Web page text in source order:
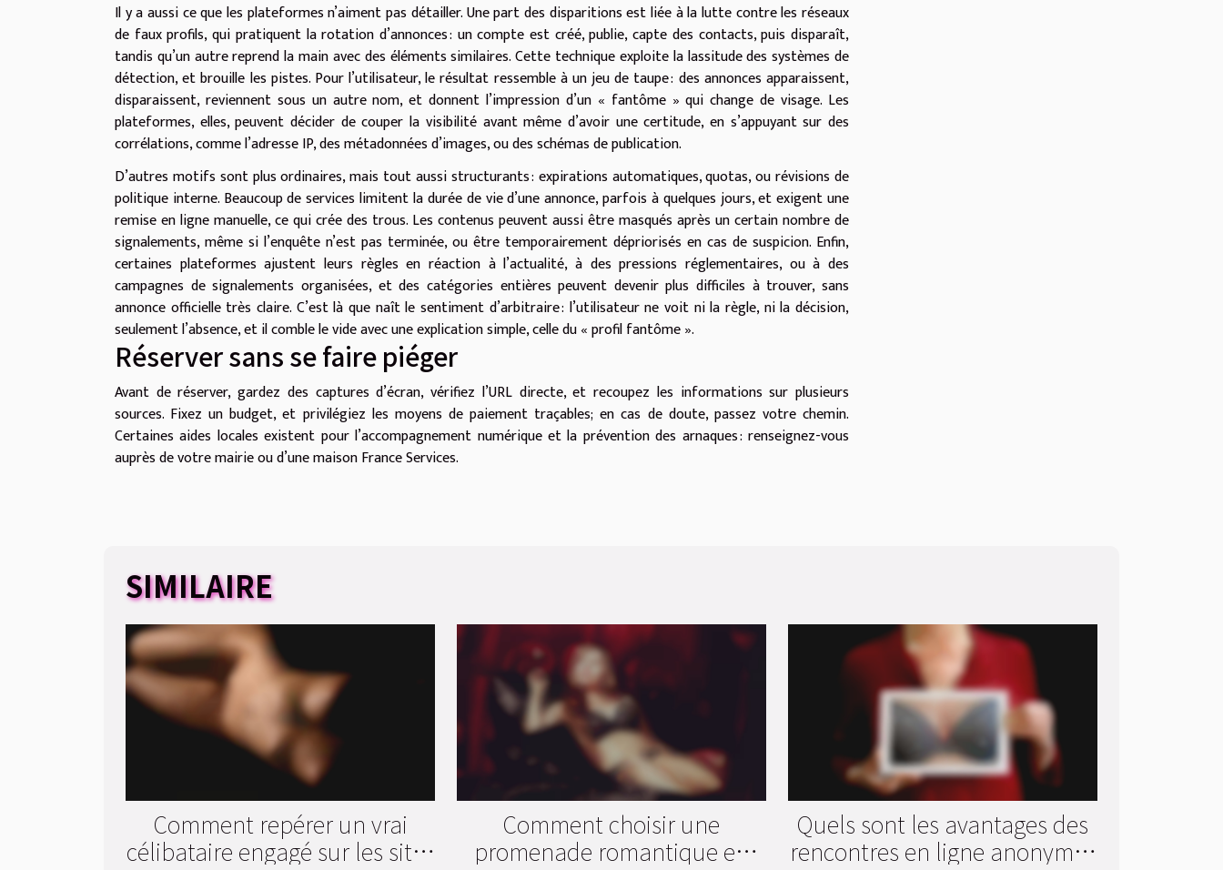
Il y a aussi ce que les plateformes n’aiment pas détailler. Une part des disparitions est liée à la lutte contre les réseaux
de faux profils, qui pratiquent la rotation d’annonces : un compte est créé, publie, capte des contacts, puis disparaît,
tandis qu’un autre reprend la main avec des éléments similaires. Cette technique exploite la lassitude des systèmes de
détection, et brouille les pistes. Pour l’utilisateur, le résultat ressemble à un jeu de taupe : des annonces apparaissent,
disparaissent, reviennent sous un autre nom, et donnent l’impression d’un « fantôme » qui change de visage. Les
plateformes, elles, peuvent décider de couper la visibilité avant même d’avoir une certitude, en s’appuyant sur des
corrélations, comme l’adresse IP, des métadonnées d’images, ou des schémas de publication.
D’autres motifs sont plus ordinaires, mais tout aussi structurants : expirations automatiques, quotas, ou révisions de
politique interne. Beaucoup de services limitent la durée de vie d’une annonce, parfois à quelques jours, et exigent une
remise en ligne manuelle, ce qui crée des trous. Les contenus peuvent aussi être masqués après un certain nombre de
signalements, même si l’enquête n’est pas terminée, ou être temporairement dépriorisés en cas de suspicion. Enfin,
certaines plateformes ajustent leurs règles en réaction à l’actualité, à des pressions réglementaires, ou à des
campagnes de signalements organisées, et des catégories entières peuvent devenir plus difficiles à trouver, sans
annonce officielle très claire. C’est là que naît le sentiment d’arbitraire : l’utilisateur ne voit ni la règle, ni la décision,
seulement l’absence, et il comble le vide avec une explication simple, celle du « profil fantôme ».
Réserver sans se faire piéger
Avant de réserver, gardez des captures d’écran, vérifiez l’URL directe, et recoupez les informations sur plusieurs
sources. Fixez un budget, et privilégiez les moyens de paiement traçables; en cas de doute, passez votre chemin.
Certaines aides locales existent pour l’accompagnement numérique et la prévention des arnaques : renseignez-vous
auprès de votre mairie ou d’une maison France Services.
SIMILAIRE
Comment repérer un vrai
célibataire engagé sur les sites
Comment choisir une
promenade romantique en
Quels sont les avantages des
rencontres en ligne anonymes